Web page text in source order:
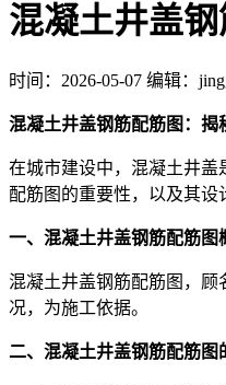
混凝土井盖
时间： 2026-05-07 编辑：
混凝土井盖钢筋配筋图：揭
在城市建设中，混凝土井
配筋图的重要性，以及其设
一、混凝土井盖钢筋配筋图
混凝土井盖钢筋配筋图，
况，为施工依据。
二、混凝土井盖钢筋配筋图